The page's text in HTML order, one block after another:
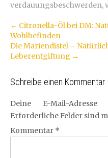
verdauungsbeschwerden,
Artikel-
Navigation
← Citronella-Öl bei DM:
Wohlbefinden
Die Mariendistel –
Leberentgiftung →
Schreibe einen Kommentar
Deine E-Mail-
Erforderliche Felder sind
Kommentar *